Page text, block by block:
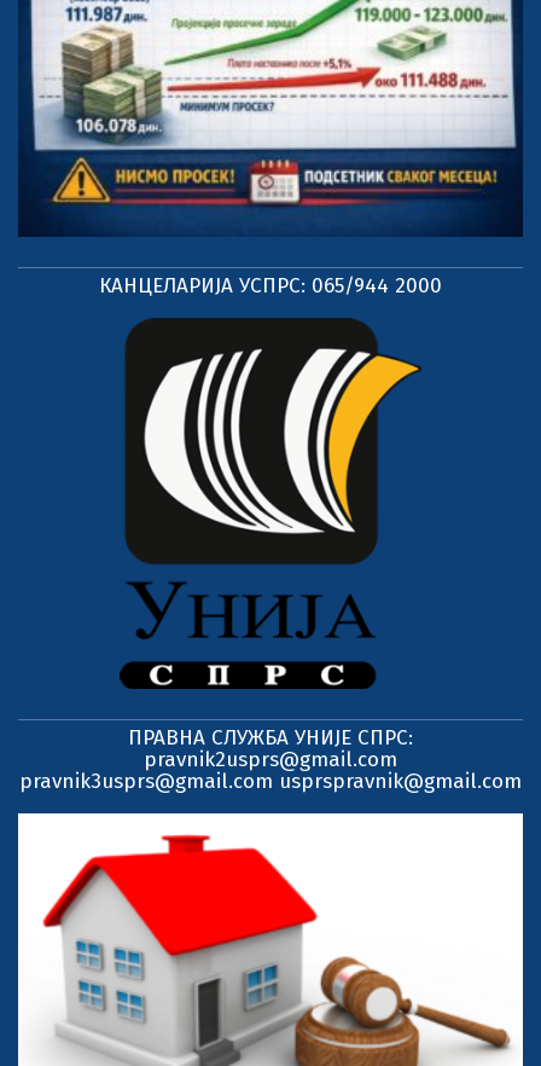
КАНЦЕЛАРИЈА УСПРС: 065/944 2000
ПРАВНА СЛУЖБА УНИЈЕ СПРС:
pravnik2usprs@gmail.com
pravnik3usprs@gmail.com usprspravnik@gmail.com